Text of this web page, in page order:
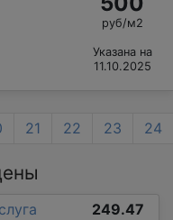
руб/м2
Указана на
11.10.2025
21 22 23 24
249.47